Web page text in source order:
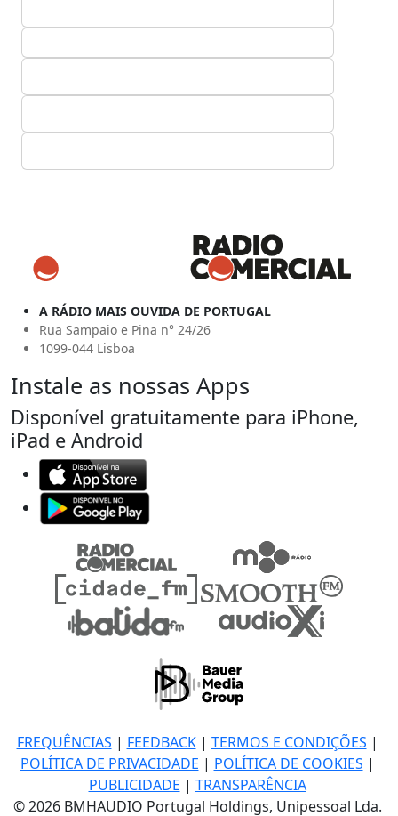
A RÁDIO MAIS OUVIDA DE PORTUGAL
Rua Sampaio e Pina n° 24/26
1099-044 Lisboa
Instale as nossas Apps
Disponível gratuitamente para iPhone,
iPad e Android
FREQUÊNCIAS | FEEDBACK| TERMOS E CONDIÇÕES |
POLÍTICA DE PRIVACIDADE | POLÍTICA DE COOKIES |
PUBLICIDADE | TRANSPARÊNCIA
© 2026 BMHAUDIO Portugal Holdings, Unipessoal Lda.